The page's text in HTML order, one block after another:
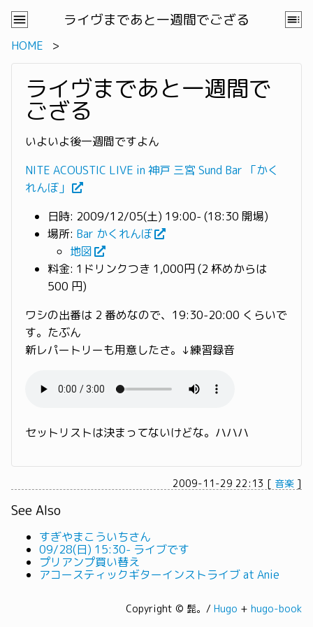
ライヴまであと一週間でござる
HOME
ライヴまであと一週間で
ござる
いよいよ後一週間ですよん
NITE ACOUSTIC LIVE in 神戸 三宮 Sund Bar 「かく
れんぼ」
日時: 2009/12/05(土) 19:00- (18:30 開場)
場所: Bar かくれんぼ
地図
料金: 1ドリンクつき 1,000円 (2 杯めからは
500 円)
ワシの出番は 2 番めなので、19:30-20:00 くらいで
す。たぶん
新レパートリーも用意したさ。↓練習録音
セットリストは決まってないけどな。ハハハ
2009-11-29 22:13 [ 音楽 ]
See Also
すぎやまこういちさん
09/28(日) 15:30- ライブです
プリアンプ買い替え
アコースティックギターインストライブ at Anie
Copyright © 髭。/ Hugo + hugo-book